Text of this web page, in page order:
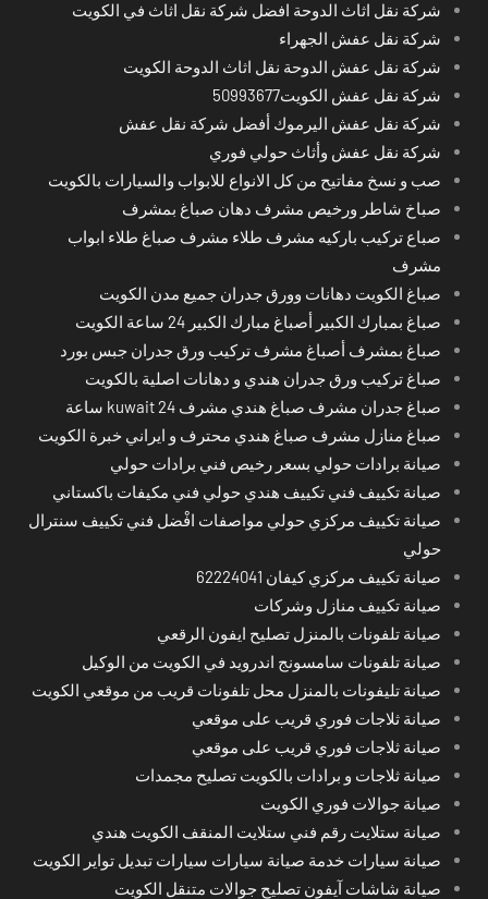
شركة نقل اثاث الدوحة افضل شركة نقل اثاث في الكويت
شركة نقل عفش الجهراء
شركة نقل عفش الدوحة نقل اثاث الدوحة الكويت
شركة نقل عفش الكويت50993677
شركة نقل عفش اليرموك أفضل شركة نقل عفش
شركة نقل عفش وأثاث حولي فوري
صب و نسخ مفاتيح من كل الانواع للابواب والسيارات بالكويت
صباخ شاطر ورخيص مشرف دهان صباغ بمشرف
صباع تركيب باركيه مشرف طلاء مشرف صباغ طلاء ابواب
مشرف
صباغ الكويت دهانات وورق جدران جميع مدن الكويت
صباغ بمبارك الكبير أصباغ مبارك الكبير 24 ساعة الكويت
صباغ بمشرف أصباغ مشرف تركيب ورق جدران جبس بورد
صباغ تركيب ورق جدران هندي و دهانات اصلية بالكويت
صباغ جدران مشرف صباغ هندي مشرف kuwait 24 ساعة
صباغ منازل مشرف صباغ هندي محترف و ايراني خبرة الكويت
صيانة برادات حولي بسعر رخيص فني برادات حولي
صيانة تكييف فني تكييف هندي حولي فني مكيفات باكستاني
صيانة تكييف مركزي حولي مواصفات افْضل فني تكييف سنترال
حولي
صيانة تكييف مركزي كيفان 62224041
صيانة تكييف منازل وشركات
صيانة تلفونات بالمنزل تصليح ايفون الرقعي
صيانة تلفونات سامسونج اندرويد في الكويت من الوكيل
صيانة تليفونات بالمنزل محل تلفونات قريب من موقعي الكويت
صيانة ثلاجات فوري قريب على موقعي
صيانة ثلاجات فوري قريب على موقعي
صيانة ثلاجات و برادات بالكويت تصليح مجمدات
صيانة جوالات فوري الكويت
صيانة ستلايت رقم فني ستلايت المنقف الكويت هندي
صيانة سيارات خدمة صيانة سيارات سيارات تبديل تواير الكويت
صيانة شاشات آيفون تصليح جوالات متنقل الكويت